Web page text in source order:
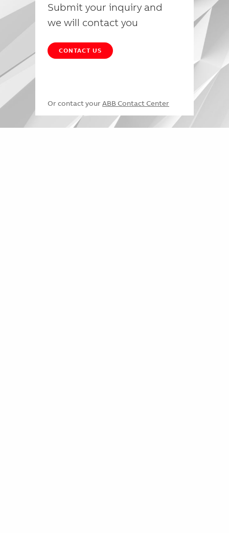
Submit your inquiry and
we will contact you
CONTACT US
Or contact your ABB Contact Center